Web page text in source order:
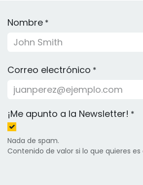
Nombre *
Correo electrónico *
¡Me apunto a la Newsletter! *
Nada de spam.
Contenido de valor si lo que quieres